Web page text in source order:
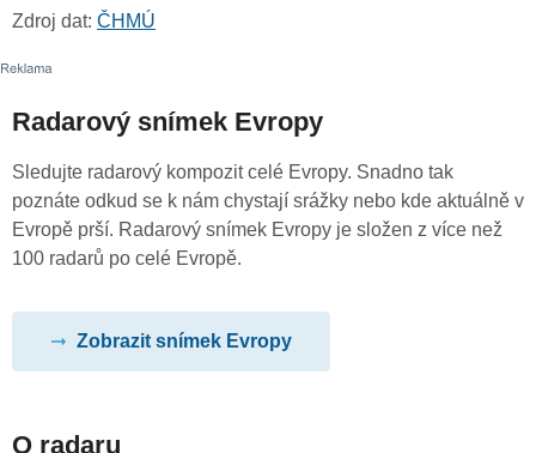
Zdroj dat: ČHMÚ
Radarový snímek Evropy
Sledujte radarový kompozit celé Evropy. Snadno tak
poznáte odkud se k nám chystají srážky nebo kde aktuálně v
Evropě prší. Radarový snímek Evropy je složen z více než
100 radarů po celé Evropě.
Zobrazit snímek Evropy
O radaru